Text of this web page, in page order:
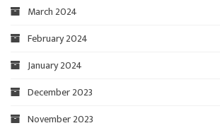
March 2024
February 2024
January 2024
December 2023
November 2023